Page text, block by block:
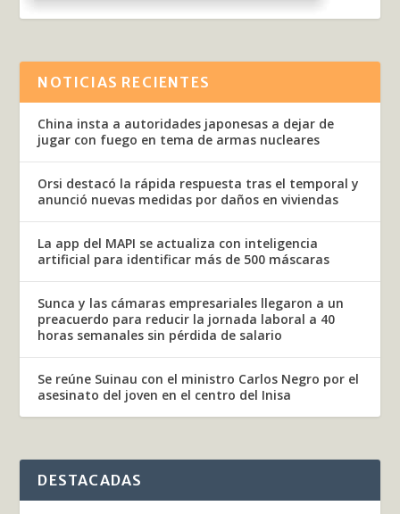
NOTICIAS RECIENTES
China insta a autoridades japonesas a dejar de
jugar con fuego en tema de armas nucleares
Orsi destacó la rápida respuesta tras el temporal y
anunció nuevas medidas por daños en viviendas
La app del MAPI se actualiza con inteligencia
artificial para identificar más de 500 máscaras
Sunca y las cámaras empresariales llegaron a un
preacuerdo para reducir la jornada laboral a 40
horas semanales sin pérdida de salario
Se reúne Suinau con el ministro Carlos Negro por el
asesinato del joven en el centro del Inisa
DESTACADAS